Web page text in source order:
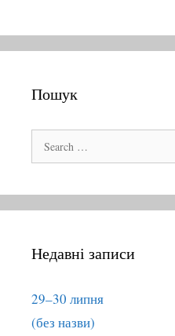
Пошук
e
r
f
r
:
Недавні записи
29–30 липня
(без назви)